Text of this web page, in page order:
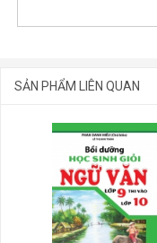
Phần 6: Các cấu trúc
SẢN PHẨM LIÊN QUAN